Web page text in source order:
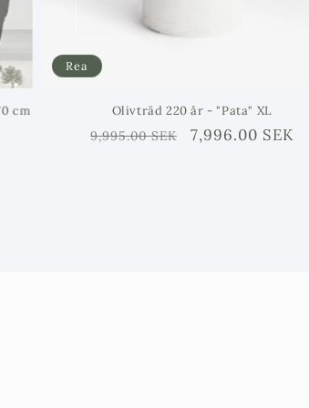
Rea
Olivträd 220 år - "Pata" XL
Ordinarie
9,995.00 SEK Försäljningspris
7,996.00 SEK